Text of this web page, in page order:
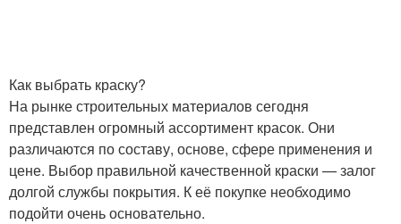
Как выбрать краску?
На рынке строительных материалов сегодня
представлен огромный ассортимент красок. Они
различаются по составу, основе, сфере применения и
цене. Выбор правильной качественной краски — залог
долгой службы покрытия. К её покупке необходимо
подойти очень основательно.